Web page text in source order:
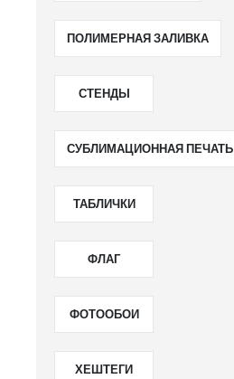
ПОЛИМЕРНАЯ ЗАЛИВКА
СТЕНДЫ
СУБЛИМАЦИОННАЯ ПЕЧАТЬ
ТАБЛИЧКИ
ФЛАГ
ФОТООБОИ
ХЕШТЕГИ